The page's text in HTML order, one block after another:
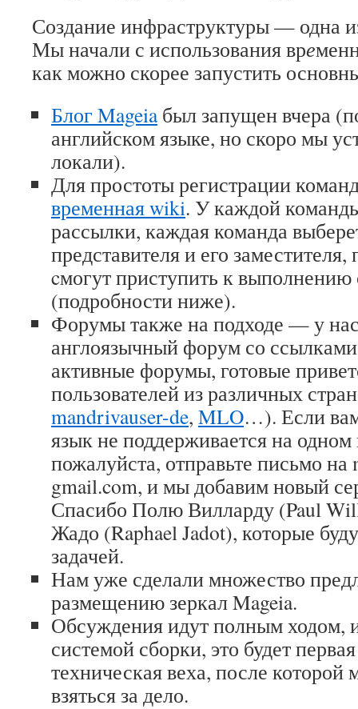
Создание инфраструктуры — одна
Мы начали с использования вре
как можно скорее запустить
Блог Mageiaбыл запущен вчера
английском языке, но скоро мы
локали).
Для простоты регистрации
временная wiki. У каждой
рассылки, каждая команда
представителя и его
cмогут приступить к выполнению
(подробности ниже).
Форумы также на подходе — у
англоязычный форум со
активные форумы, готовые
пользователей из различных
mandrivauser-de, MLO…). Если
язык не поддерживается на
пожалуйста, отправьте письмо на
gmail.com, и мы добавим новый
Спасибо Полю Вилларду (Paul
Жадо (Raphael Jadot), которые
задачей.
Нам уже сделали множество
размещению зеркал Mageia.
Обсуждения идут полным ходом,
системой сборки, это будет
техническая веха, после
взяться за дело.